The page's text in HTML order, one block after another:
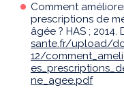
Comment
prescriptions de
âgée ? HAS ; 2014.
sante.fr/upload/
12/
ne_agee.pdf